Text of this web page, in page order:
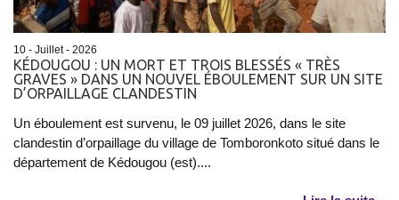
10 - Juillet - 2026
​KÉDOUGOU : UN MORT ET TROIS BLESSÉS « TRÈS
GRAVES » DANS UN NOUVEL ÉBOULEMENT SUR UN SITE
D’ORPAILLAGE CLANDESTIN
Un éboulement est survenu, le 09 juillet 2026, dans le site
clandestin d’orpaillage du village de Tomboronkoto situé dans le
département de Kédougou (est)....